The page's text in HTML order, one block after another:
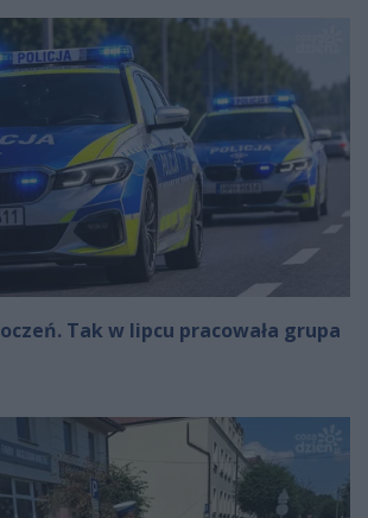
Tak w lipcu pracowała grupa